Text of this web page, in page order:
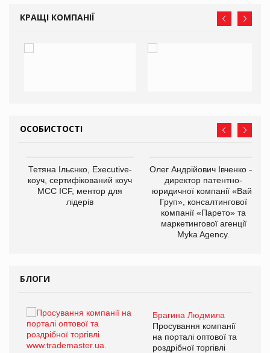
КРАЩІ КОМПАНІЇ
ОСОБИСТОСТІ
Тетяна Ільєнко, Executive-
коуч, сертифікований коуч
МСС ICF, ментор для
лідерів
Олег Андрійович Івченко —
директор патентно-
юридичної компанії «Вайз
Груп», консалтингової
компанії «Парето» та
маркетингової агенції
Myka Agency.
БЛОГИ
Брагина Людмила
Просування компанії
на порталі оптової та
роздрібної торгівлі